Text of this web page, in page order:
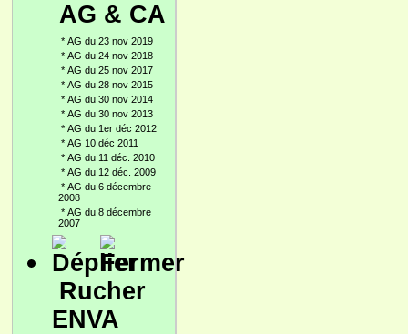
AG & CA
* AG du 23 nov 2019
* AG du 24 nov 2018
* AG du 25 nov 2017
* AG du 28 nov 2015
* AG du 30 nov 2014
* AG du 30 nov 2013
* AG du 1er déc 2012
* AG 10 déc 2011
* AG du 11 déc. 2010
* AG du 12 déc. 2009
* AG du 6 décembre
2008
* AG du 8 décembre
2007
Rucher
ENVA